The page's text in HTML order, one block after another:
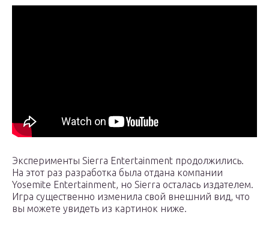
Эксперименты Sierra Entertainment продолжились.
На этот раз разработка была отдана компании
Yosemite Entertainment, но Sierra осталась издателем.
Игра существенно изменила свой внешний вид, что
вы можете увидеть из картинок ниже.